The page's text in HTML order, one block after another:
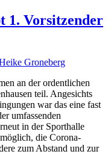
1. Vorsitzender
Groneberg
an der ordentlichen
teil. Angesichts
war das eine fast
umfassenden
in der Sporthalle
die Corona-
zum Abstand und zur